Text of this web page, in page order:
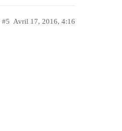
Avril 17, 2016, 4:16
#5